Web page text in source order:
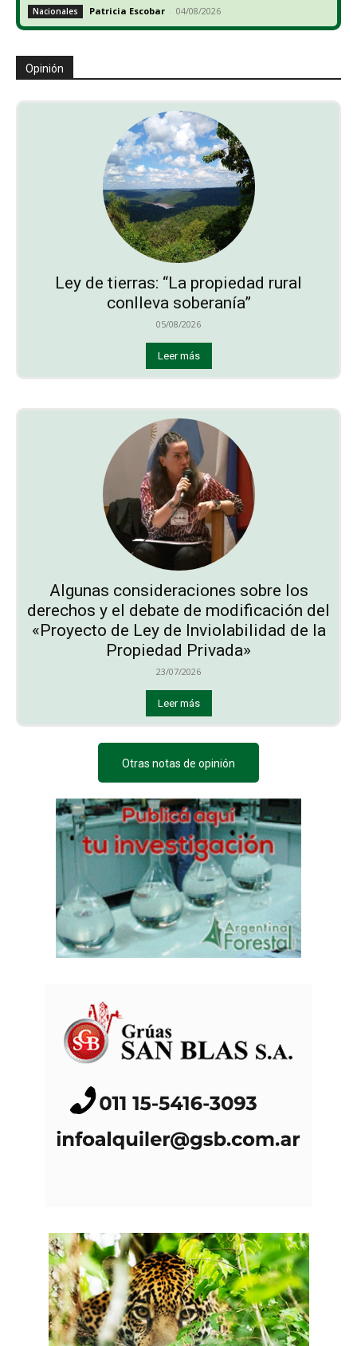
Nacionales Patricia Escobar - 04/08/2026
Opinión
Ley de tierras: “La propiedad rural
conlleva soberanía”
05/08/2026
Leer más
Algunas consideraciones sobre los
derechos y el debate de modificación del
«Proyecto de Ley de Inviolabilidad de la
Propiedad Privada»
23/07/2026
Leer más
Otras notas de opinión